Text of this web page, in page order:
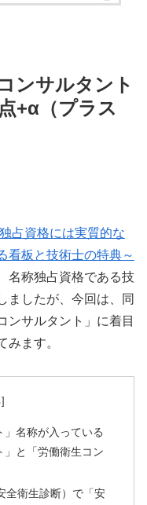
ンサルタント
+α（プラス
占資格には実質的な
看板と技術士の特典～
名称独占資格である技
ましたが、今回は、同
ンサルタント」に着目
みます。
」名称が入っている
」と「労働衛生コン
衛生診断）で「安